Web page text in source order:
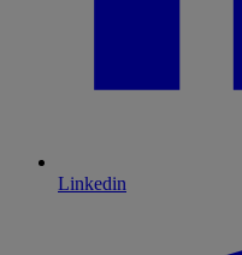
Linkedin